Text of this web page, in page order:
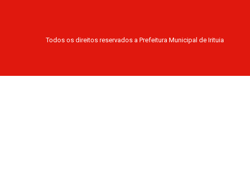
Todos os direitos reservados a Prefeitura Municipal de Irituia